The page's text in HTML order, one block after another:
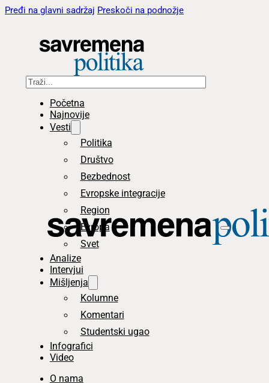
Pređi na glavni sadržaj Preskoči na podnožje
Pretraga
Početna
Najnovije
Vesti
Politika
Društvo
Bezbednost
Evropske integracije
Region
Evropa
Svet
Analize
Intervjui
Mišljenja
Kolumne
Komentari
Studentski ugao
Infografici
Video
O nama